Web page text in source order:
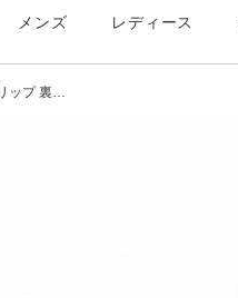
メンズ レディース
ドキーワード
ップ 裏…